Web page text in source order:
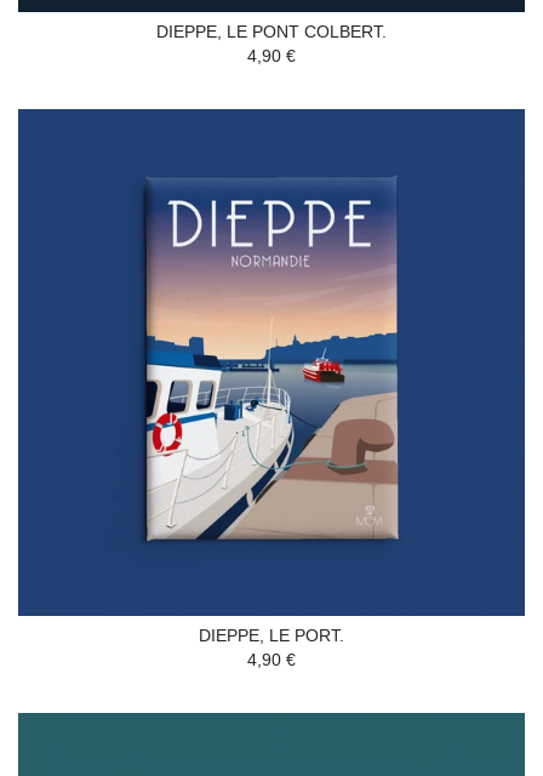
DIEPPE, LE PONT COLBERT.
4,90 €
DIEPPE, LE PORT.
4,90 €